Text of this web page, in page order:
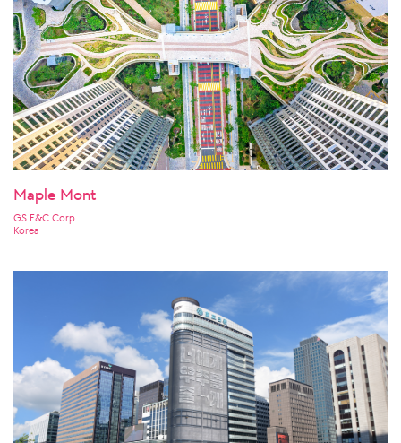
Maple Mont
GS E&C Corp.
Korea